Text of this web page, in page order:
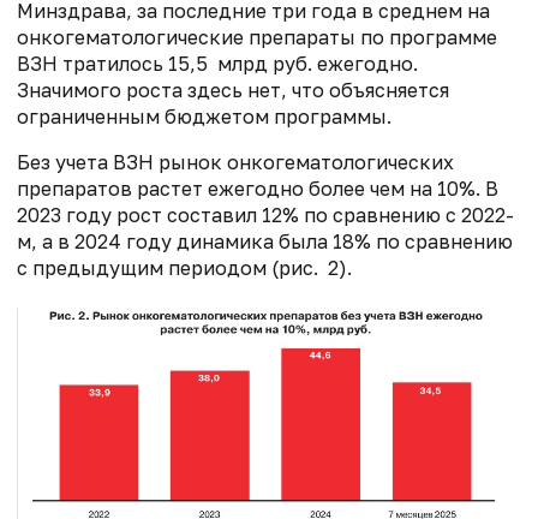
Минздрава, за последние три года в среднем на
онкогематологические препараты по программе
ВЗН тратилось 15,5 млрд руб. ежегодно.
Значимого роста здесь нет, что объясняется
ограниченным бюджетом программы.
Без учета ВЗН рынок онкогематологических
препаратов растет ежегодно более чем на 10%. В
2023 году рост составил 12% по сравнению с 2022-
м, а в 2024 году динамика была 18% по сравнению
с предыдущим периодом (рис. 2).